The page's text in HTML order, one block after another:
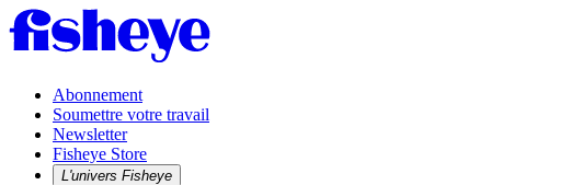
Abonnement
Soumettre votre travail
Newsletter
Fisheye Store
L'univers Fisheye